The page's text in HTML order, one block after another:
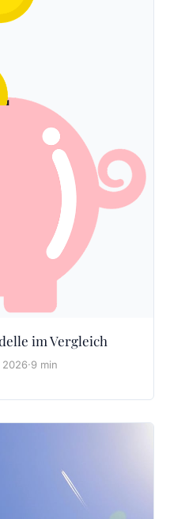
im Vergleich
2026·9 min